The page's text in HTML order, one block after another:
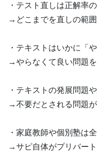
・テスト直しは正解率
→どこまでを直しの範
・テキストはいかに「
→やらなくて良い問題
・テキストの発展問題
→不要だとされる問題
・家庭教師や個別塾は
→サピ自体がプリバー